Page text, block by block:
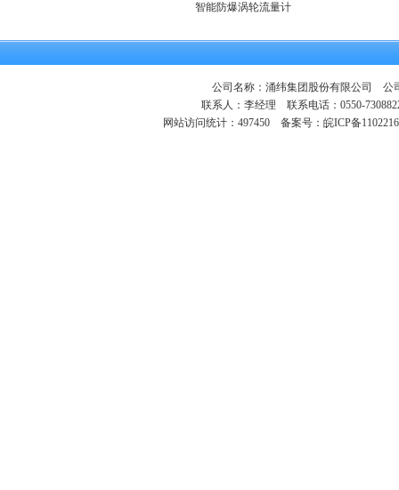
智能防爆涡轮流量计
公司名称：涌纬集团股份有限公司 公
联系人：李经理 联系电话：0550-
网站访问统计：497450 备案号：皖ICP备